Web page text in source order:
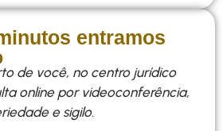
entramos
de você, no centro jurídico
online por videoconferência,
e sigilo.